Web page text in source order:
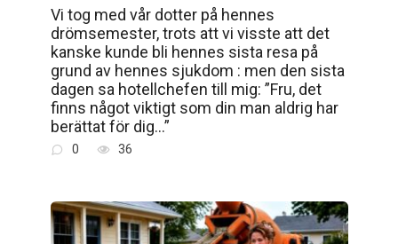
Vi tog med vår dotter på hennes
drömsemester, trots att vi visste att det
kanske kunde bli hennes sista resa på
grund av hennes sjukdom : men den sista
dagen sa hotellchefen till mig: ”Fru, det
finns något viktigt som din man aldrig har
berättat för dig…”
0 36